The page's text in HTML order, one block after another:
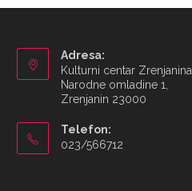
Adresa:
Kulturni centar Zrenjanina,
Narodne omladine 1,
Zrenjanin 23000
Telefon:
023/566712